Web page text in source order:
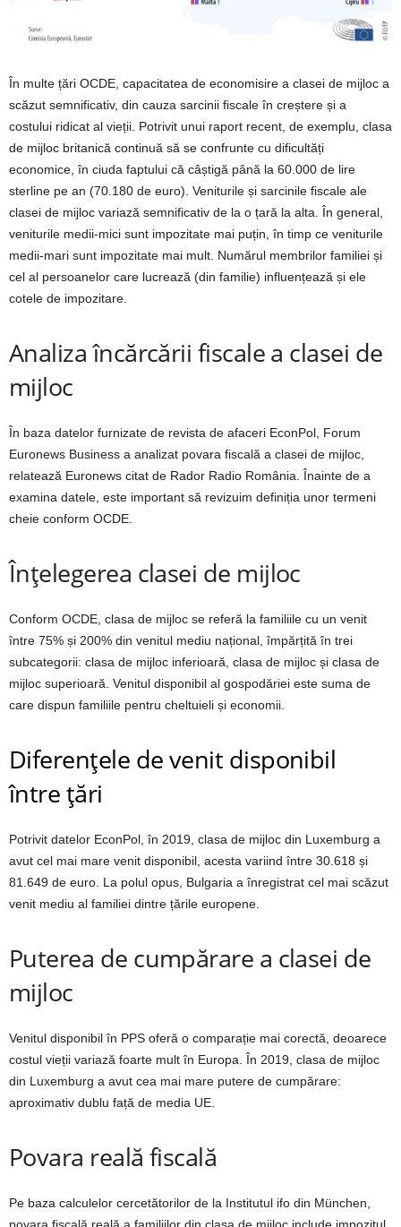
În multe țări OCDE, capacitatea de economisire a clasei de mijloc a
scăzut semnificativ, din cauza sarcinii fiscale în creștere și a
costului ridicat al vieții. Potrivit unui raport recent, de exemplu, clasa
de mijloc britanică continuă să se confrunte cu dificultăți
economice, în ciuda faptului că câștigă până la 60.000 de lire
sterline pe an (70.180 de euro). Veniturile și sarcinile fiscale ale
clasei de mijloc variază semnificativ de la o țară la alta. În general,
veniturile medii-mici sunt impozitate mai puțin, în timp ce veniturile
medii-mari sunt impozitate mai mult. Numărul membrilor familiei și
cel al persoanelor care lucrează (din familie) influențează și ele
cotele de impozitare.
Analiza încărcării fiscale a clasei de
mijloc
În baza datelor furnizate de revista de afaceri EconPol, Forum
Euronews Business a analizat povara fiscală a clasei de mijloc,
relatează Euronews citat de Rador Radio România. Înainte de a
examina datele, este important să revizuim definiția unor termeni
cheie conform OCDE.
Înțelegerea clasei de mijloc
Conform OCDE, clasa de mijloc se referă la familiile cu un venit
între 75% și 200% din venitul mediu național, împărțită în trei
subcategorii: clasa de mijloc inferioară, clasa de mijloc și clasa de
mijloc superioară. Venitul disponibil al gospodăriei este suma de
care dispun familiile pentru cheltuieli și economii.
Diferențele de venit disponibil
între țări
Potrivit datelor EconPol, în 2019, clasa de mijloc din Luxemburg a
avut cel mai mare venit disponibil, acesta variind între 30.618 și
81.649 de euro. La polul opus, Bulgaria a înregistrat cel mai scăzut
venit mediu al familiei dintre țările europene.
Puterea de cumpărare a clasei de
mijloc
Venitul disponibil în PPS oferă o comparație mai corectă, deoarece
costul vieții variază foarte mult în Europa. În 2019, clasa de mijloc
din Luxemburg a avut cea mai mare putere de cumpărare:
aproximativ dublu față de media UE.
Povara reală fiscală
Pe baza calculelor cercetătorilor de la Institutul ifo din München,